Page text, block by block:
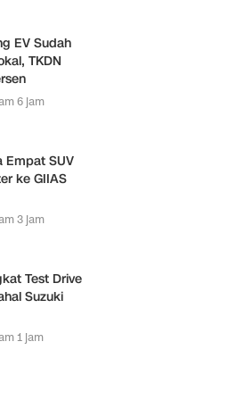
EV Sudah
TKDN
6 jam
Empat SUV
ke GIIAS
3 jam
Test Drive
Suzuki
1 jam